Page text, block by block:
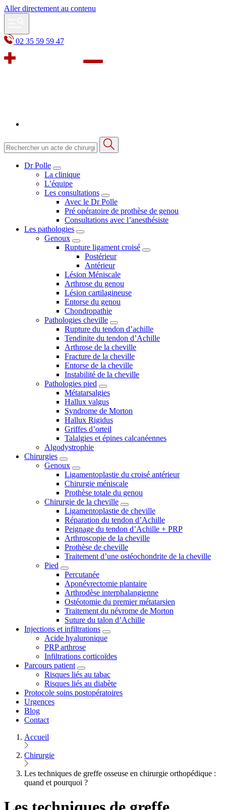
Aller directement au contenu
02 35 59 59 47
Dr Polle
La clinique
L’équipe
Les consultations
Avec le Dr Polle
Pré opératoire de prothèse de genou
Consultations avec l’anesthésiste
Les pathologies
Genoux
Rupture ligament croisé
Postérieur
Antérieur
Lésion Méniscale
Arthrose du genou
Lésion cartilagineuse
Entorse du genou
Chondropathie
Pathologies cheville
Rupture du tendon d’achille
Tendinite du tendon d’Achille
Arthrose de la cheville
Fracture de la cheville
Entorse de la cheville
Instabilité de la cheville
Pathologies pied
Métatarsalgies
Hallux valgus
Syndrome de Morton
Hallux Rigidus
Griffes d’orteil
Talalgies et épines calcanéennes
Algodystrophie
Chirurgies
Genoux
Ligamentoplastie du croisé antérieur
Chirurgie méniscale
Prothèse totale du genou
Chirurgie de la cheville
Ligamentoplastie de cheville
Réparation du tendon d’Achille
Peignage du tendon d’Achille + PRP
Arthroscopie de la cheville
Prothèse de cheville
Traitement d’une ostéochondrite de la cheville
Pied
Percutanée
Aponévrectomie plantaire
Arthrodèse interphalangienne
Ostéotomie du premier métatarsien
Traitement du névrome de Morton
Suture du talon d’Achille
Injections et infiltrations
Acide hyaluronique
PRP arthrose
Infiltrations corticoïdes
Parcours patient
Risques liés au tabac
Risques liés au diabète
Protocole soins postopératoires
Urgences
Blog
Contact
Accueil
Chirurgie
Les techniques de greffe osseuse en chirurgie orthopédique :
quand et pourquoi ?